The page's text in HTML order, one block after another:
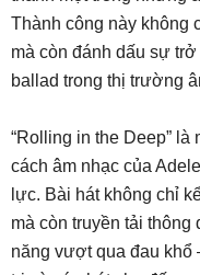
Thành công này không
mà còn đánh dấu sự
ballad trong thị trường
“Rolling in the Deep” là
cách âm nhạc của
lực. Bài hát không chỉ
mà còn truyền tải
năng vượt qua đau khổ